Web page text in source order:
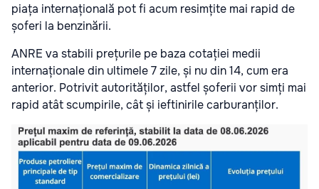
piața internațională pot fi acum resimțite mai rapid de
șoferi la benzinării.
ANRE va stabili prețurile pe baza cotației medii
internaționale din ultimele 7 zile, și nu din 14, cum era
anterior. Potrivit autorităților, astfel șoferii vor simți mai
rapid atât scumpirile, cât și ieftinirile carburanților.